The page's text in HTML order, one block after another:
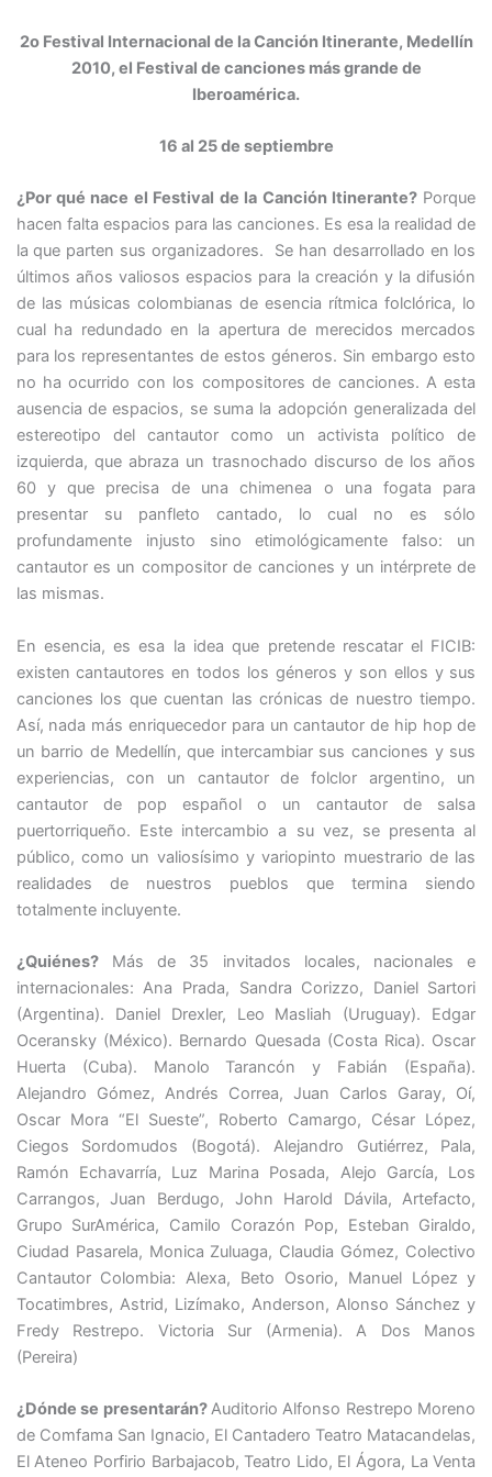
2o Festival Internacional de la Canción Itinerante, Medellín
2010, el Festival de canciones más grande de
Iberoamérica.
16 al 25 de septiembre
¿Por qué nace el Festival de la Canción Itinerante? Porque
hacen falta espacios para las canciones. Es esa la realidad de
la que parten sus organizadores. Se han desarrollado en los
últimos años valiosos espacios para la creación y la difusión
de las músicas colombianas de esencia rítmica folclórica, lo
cual ha redundado en la apertura de merecidos mercados
para los representantes de estos géneros. Sin embargo esto
no ha ocurrido con los compositores de canciones. A esta
ausencia de espacios, se suma la adopción generalizada del
estereotipo del cantautor como un activista político de
izquierda, que abraza un trasnochado discurso de los años
60 y que precisa de una chimenea o una fogata para
presentar su panfleto cantado, lo cual no es sólo
profundamente injusto sino etimológicamente falso: un
cantautor es un compositor de canciones y un intérprete de
las mismas.
En esencia, es esa la idea que pretende rescatar el FICIB:
existen cantautores en todos los géneros y son ellos y sus
canciones los que cuentan las crónicas de nuestro tiempo.
Así, nada más enriquecedor para un cantautor de hip hop de
un barrio de Medellín, que intercambiar sus canciones y sus
experiencias, con un cantautor de folclor argentino, un
cantautor de pop español o un cantautor de salsa
puertorriqueño. Este intercambio a su vez, se presenta al
público, como un valiosísimo y variopinto muestrario de las
realidades de nuestros pueblos que termina siendo
totalmente incluyente.
¿Quiénes?Más de 35 invitados locales, nacionales e
internacionales: Ana Prada, Sandra Corizzo, Daniel Sartori
(Argentina). Daniel Drexler, Leo Masliah (Uruguay). Edgar
Oceransky (México). Bernardo Quesada (Costa Rica). Oscar
Huerta (Cuba). Manolo Tarancón y Fabián (España).
Alejandro Gómez, Andrés Correa, Juan Carlos Garay, Oí,
Oscar Mora “El Sueste”, Roberto Camargo, César López,
Ciegos Sordomudos (Bogotá). Alejandro Gutiérrez, Pala,
Ramón Echavarría, Luz Marina Posada, Alejo García, Los
Carrangos, Juan Berdugo, John Harold Dávila, Artefacto,
Grupo SurAmérica, Camilo Corazón Pop, Esteban Giraldo,
Ciudad Pasarela, Monica Zuluaga, Claudia Gómez, Colectivo
Cantautor Colombia: Alexa, Beto Osorio, Manuel López y
Tocatimbres, Astrid, Lizímako, Anderson, Alonso Sánchez y
Fredy Restrepo. Victoria Sur (Armenia). A Dos Manos
(Pereira)
¿Dónde se presentarán?Auditorio Alfonso Restrepo Moreno
de Comfama San Ignacio, El Cantadero Teatro Matacandelas,
El Ateneo Porfirio Barbajacob, Teatro Lido, El Ágora, La Venta